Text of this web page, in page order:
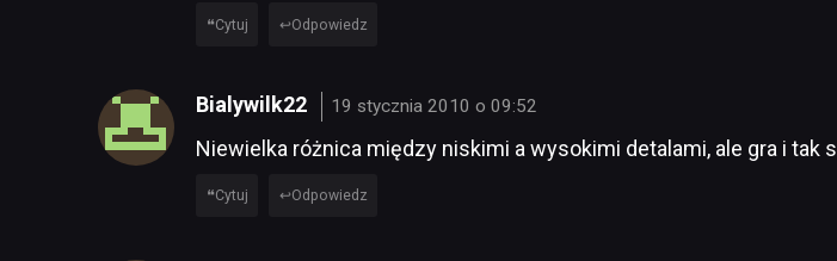
Cytuj Odpowiedz
Bialywilk22 19 stycznia 2010 o 09:52
Niewielka różnica między niskimi a wysokimi detalami, ale gra i tak
Cytuj Odpowiedz